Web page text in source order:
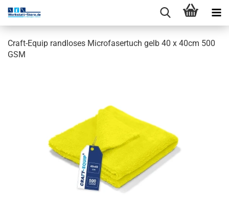
Craft-Equip randloses Microfasertuch gelb 40 x 40cm 500
GSM